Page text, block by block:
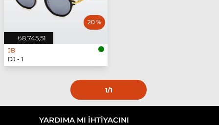
₺8.745,51
20 %
JB
DJ - 1
1/1
YARDIMA MI IHTIYACINI